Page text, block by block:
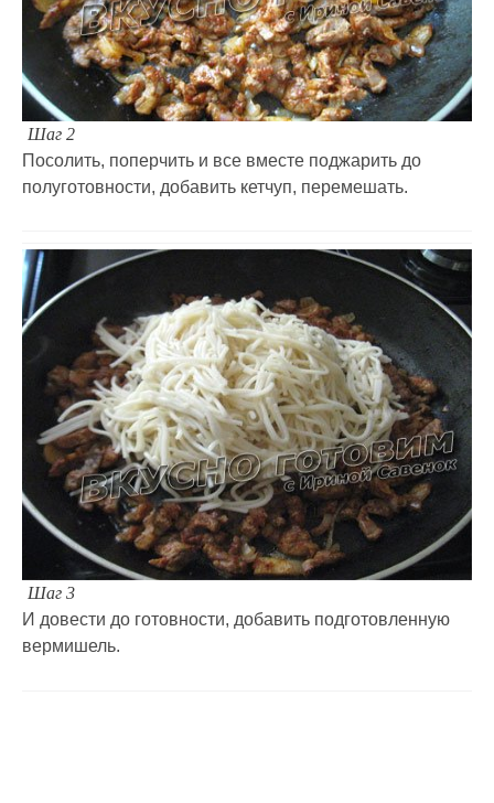
Шаг 2
Посолить, поперчить и все вместе поджарить до
полуготовности, добавить кетчуп, перемешать.
Шаг 3
И довести до готовности, добавить подготовленную
вермишель.